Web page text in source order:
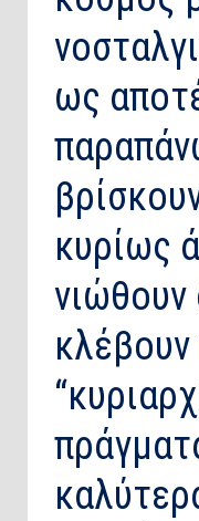
ως
κυρίως
νιώθουν
κλέβουν